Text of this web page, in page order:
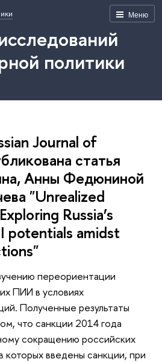
Меню
политики
Journal of
статья
Анны Федюниной
"Unrealized
Russia’s
potentials amidst
переориентации
ПИИ в условиях
Полученные результаты
что санкции 2014 года
сокращению российских
введены санкции, при